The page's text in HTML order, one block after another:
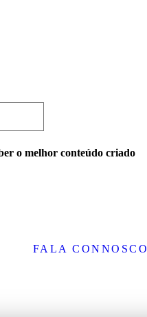
o melhor conteúdo criado
FALA CONNOSCO